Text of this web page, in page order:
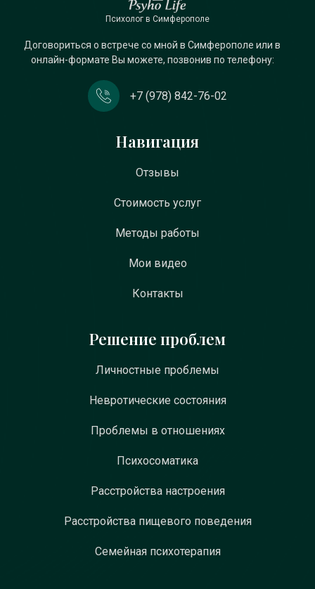
Психолог в Симферополе
Договориться о встрече со мной в Симферополе или в
онлайн-формате Вы можете, позвонив по телефону:
+7 (978) 842-76-02
Навигация
Отзывы
Стоимость услуг
Методы работы
Мои видео
Контакты
Решение проблем
Личностные проблемы
Невротические состояния
Проблемы в отношениях
Психосоматика
Расстройства настроения
Расстройства пищевого поведения
Семейная психотерапия